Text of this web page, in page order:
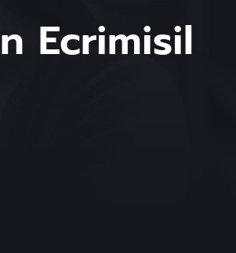
Ecrimisil